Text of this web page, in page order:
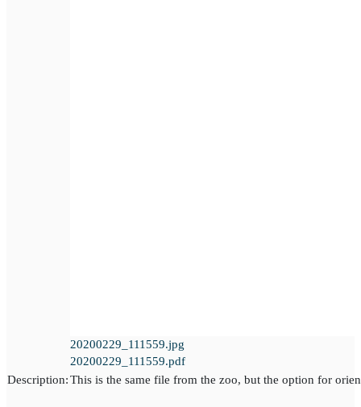
20200229_111559.jpg
20200229_111559.pdf
Description:This is the same file from the zoo, but the option for